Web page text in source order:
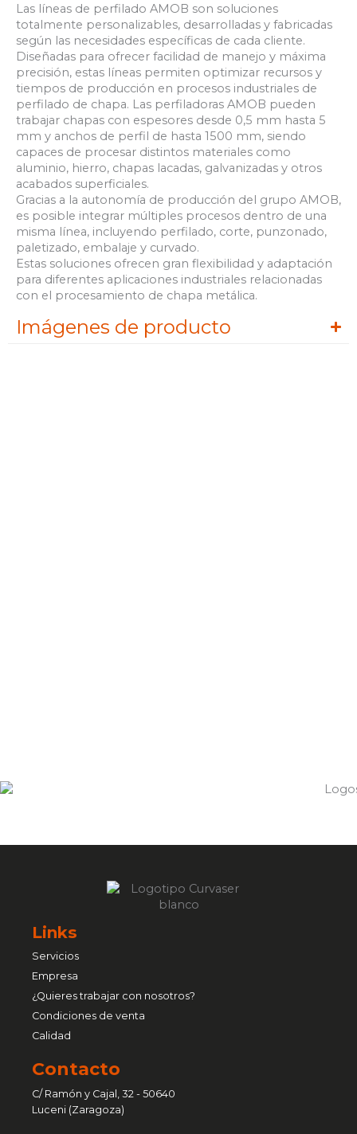
Las líneas de perfilado AMOB son soluciones
totalmente personalizables, desarrolladas y fabricadas
según las necesidades específicas de cada cliente.
Diseñadas para ofrecer facilidad de manejo y máxima
precisión, estas líneas permiten optimizar recursos y
tiempos de producción en procesos industriales de
perfilado de chapa. Las perfiladoras AMOB pueden
trabajar chapas con espesores desde 0,5 mm hasta 5
mm y anchos de perfil de hasta 1500 mm, siendo
capaces de procesar distintos materiales como
aluminio, hierro, chapas lacadas, galvanizadas y otros
acabados superficiales.
Gracias a la autonomía de producción del grupo AMOB,
es posible integrar múltiples procesos dentro de una
misma línea, incluyendo perfilado, corte, punzonado,
paletizado, embalaje y curvado.
Estas soluciones ofrecen gran flexibilidad y adaptación
para diferentes aplicaciones industriales relacionadas
con el procesamiento de chapa metálica.
Imágenes de producto
Links
Servicios
Empresa
¿Quieres trabajar con nosotros?
Condiciones de venta
Calidad
Contacto
C/ Ramón y Cajal, 32 - 50640
Luceni (Zaragoza)